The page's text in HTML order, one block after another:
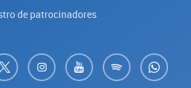
de patrocinadores